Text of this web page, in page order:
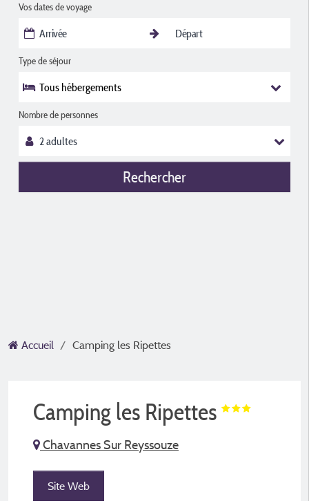
Vos dates de voyage
Type de séjour
Tous hébergements
Nombre de personnes
Rechercher
Accueil Camping les Ripettes
Camping les Ripettes
Chavannes Sur Reyssouze
Site Web